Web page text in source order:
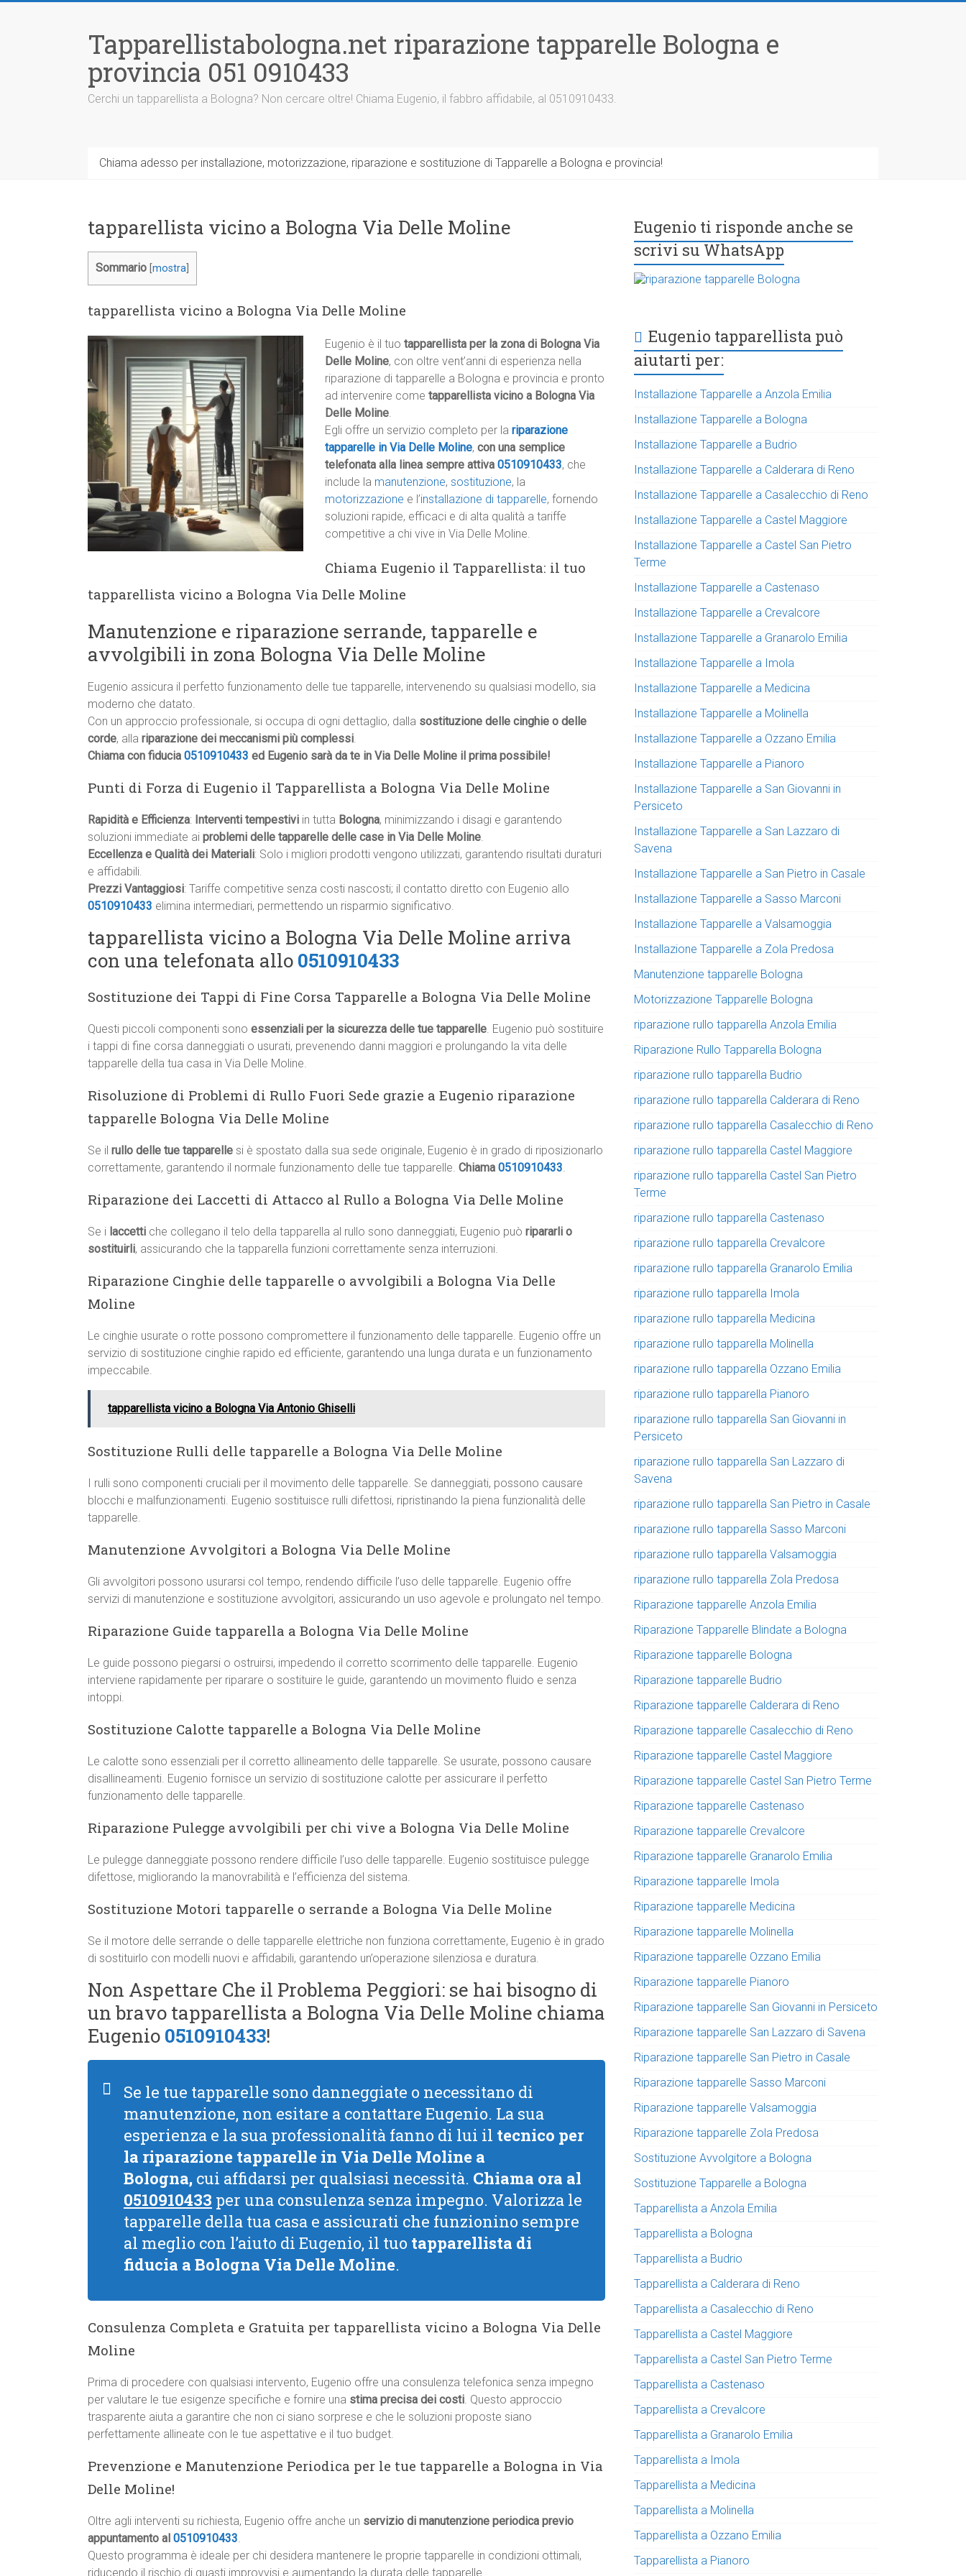
Tapparellistabologna.net riparazione tapparelle Bologna e
provincia 051 0910433
Cerchi un tapparellista a Bologna? Non cercare oltre! Chiama Eugenio, il fabbro affidabile, al 0510910433.
Chiama adesso per installazione, motorizzazione, riparazione e sostituzione di Tapparelle a Bologna e provincia!
tapparellista vicino a Bologna Via Delle Moline
Sommario mostra
tapparellista vicino a Bologna Via Delle Moline
Eugenio è il tuo tapparellista per la zona di Bologna Via
Delle Moline, con oltre vent’anni di esperienza nella
riparazione di tapparelle a Bologna e provincia e pronto
ad intervenire come tapparellista vicino a Bologna Via
Delle Moline.
Egli offre un servizio completo per la riparazione
tapparelle in Via Delle Moline, con una semplice
telefonata alla linea sempre attiva 0510910433, che
include la manutenzione, sostituzione, la
motorizzazione e l’installazione di tapparelle, fornendo
soluzioni rapide, efficaci e di alta qualità a tariffe
competitive a chi vive in Via Delle Moline.
Chiama Eugenio il Tapparellista: il tuo
tapparellista vicino a Bologna Via Delle Moline
Manutenzione e riparazione serrande, tapparelle e
avvolgibili in zona Bologna Via Delle Moline
Eugenio assicura il perfetto funzionamento delle tue tapparelle, intervenendo su qualsiasi modello, sia
moderno che datato.
Con un approccio professionale, si occupa di ogni dettaglio, dalla sostituzione delle cinghie o delle
corde, alla riparazione dei meccanismi più complessi.
Chiama con fiducia 0510910433 ed Eugenio sarà da te in Via Delle Moline il prima possibile!
Punti di Forza di Eugenio il Tapparellista a Bologna Via Delle Moline
Rapidità e Efficienza: Interventi tempestivi in tutta Bologna, minimizzando i disagi e garantendo
soluzioni immediate ai problemi delle tapparelle delle case in Via Delle Moline.
Eccellenza e Qualità dei Materiali: Solo i migliori prodotti vengono utilizzati, garantendo risultati duraturi
e affidabili.
Prezzi Vantaggiosi: Tariffe competitive senza costi nascosti; il contatto diretto con Eugenio allo
0510910433 elimina intermediari, permettendo un risparmio significativo.
tapparellista vicino a Bologna Via Delle Moline arriva
con una telefonata allo 0510910433
Sostituzione dei Tappi di Fine Corsa Tapparelle a Bologna Via Delle Moline
Questi piccoli componenti sono essenziali per la sicurezza delle tue tapparelle. Eugenio può sostituire
i tappi di fine corsa danneggiati o usurati, prevenendo danni maggiori e prolungando la vita delle
tapparelle della tua casa in Via Delle Moline.
Risoluzione di Problemi di Rullo Fuori Sede grazie a Eugenio riparazione
tapparelle Bologna Via Delle Moline
Se il rullo delle tue tapparelle si è spostato dalla sua sede originale, Eugenio è in grado di riposizionarlo
correttamente, garantendo il normale funzionamento delle tue tapparelle. Chiama 0510910433.
Riparazione dei Laccetti di Attacco al Rullo a Bologna Via Delle Moline
Se i laccetti che collegano il telo della tapparella al rullo sono danneggiati, Eugenio può ripararli o
sostituirli, assicurando che la tapparella funzioni correttamente senza interruzioni.
Riparazione Cinghie delle tapparelle o avvolgibili a Bologna Via Delle
Moline
Le cinghie usurate o rotte possono compromettere il funzionamento delle tapparelle. Eugenio offre un
servizio di sostituzione cinghie rapido ed efficiente, garantendo una lunga durata e un funzionamento
impeccabile.
tapparellista vicino a Bologna Via Antonio Ghiselli
Sostituzione Rulli delle tapparelle a Bologna Via Delle Moline
I rulli sono componenti cruciali per il movimento delle tapparelle. Se danneggiati, possono causare
blocchi e malfunzionamenti. Eugenio sostituisce rulli difettosi, ripristinando la piena funzionalità delle
tapparelle.
Manutenzione Avvolgitori a Bologna Via Delle Moline
Gli avvolgitori possono usurarsi col tempo, rendendo difficile l’uso delle tapparelle. Eugenio offre
servizi di manutenzione e sostituzione avvolgitori, assicurando un uso agevole e prolungato nel tempo.
Riparazione Guide tapparella a Bologna Via Delle Moline
Le guide possono piegarsi o ostruirsi, impedendo il corretto scorrimento delle tapparelle. Eugenio
interviene rapidamente per riparare o sostituire le guide, garantendo un movimento fluido e senza
intoppi.
Sostituzione Calotte tapparelle a Bologna Via Delle Moline
Le calotte sono essenziali per il corretto allineamento delle tapparelle. Se usurate, possono causare
disallineamenti. Eugenio fornisce un servizio di sostituzione calotte per assicurare il perfetto
funzionamento delle tapparelle.
Riparazione Pulegge avvolgibili per chi vive a Bologna Via Delle Moline
Le pulegge danneggiate possono rendere difficile l’uso delle tapparelle. Eugenio sostituisce pulegge
difettose, migliorando la manovrabilità e l’efficienza del sistema.
Sostituzione Motori tapparelle o serrande a Bologna Via Delle Moline
Se il motore delle serrande o delle tapparelle elettriche non funziona correttamente, Eugenio è in grado
di sostituirlo con modelli nuovi e affidabili, garantendo un’operazione silenziosa e duratura.
Non Aspettare Che il Problema Peggiori: se hai bisogno di
un bravo tapparellista a Bologna Via Delle Moline chiama
Eugenio 0510910433!
Se le tue tapparelle sono danneggiate o necessitano di
manutenzione, non esitare a contattare Eugenio. La sua
esperienza e la sua professionalità fanno di lui il tecnico per
la riparazione tapparelle in Via Delle Moline a
Bologna, cui affidarsi per qualsiasi necessità. Chiama ora al
0510910433 per una consulenza senza impegno. Valorizza le
tapparelle della tua casa e assicurati che funzionino sempre
al meglio con l’aiuto di Eugenio, il tuo tapparellista di
fiducia a Bologna Via Delle Moline.
Consulenza Completa e Gratuita per tapparellista vicino a Bologna Via Delle
Moline
Prima di procedere con qualsiasi intervento, Eugenio offre una consulenza telefonica senza impegno
per valutare le tue esigenze specifiche e fornire una stima precisa dei costi. Questo approccio
trasparente aiuta a garantire che non ci siano sorprese e che le soluzioni proposte siano
perfettamente allineate con le tue aspettative e il tuo budget.
Prevenzione e Manutenzione Periodica per le tue tapparelle a Bologna in Via
Delle Moline!
Oltre agli interventi su richiesta, Eugenio offre anche un servizio di manutenzione periodica previo
appuntamento al 0510910433.
Questo programma è ideale per chi desidera mantenere le proprie tapparelle in condizioni ottimali,
riducendo il rischio di guasti improvvisi e aumentando la durata delle tapparelle.
Eugenio ti risponde anche se
scrivi su WhatsApp
Eugenio tapparellista può
aiutarti per:
Installazione Tapparelle a Anzola Emilia
Installazione Tapparelle a Bologna
Installazione Tapparelle a Budrio
Installazione Tapparelle a Calderara di Reno
Installazione Tapparelle a Casalecchio di Reno
Installazione Tapparelle a Castel Maggiore
Installazione Tapparelle a Castel San Pietro
Terme
Installazione Tapparelle a Castenaso
Installazione Tapparelle a Crevalcore
Installazione Tapparelle a Granarolo Emilia
Installazione Tapparelle a Imola
Installazione Tapparelle a Medicina
Installazione Tapparelle a Molinella
Installazione Tapparelle a Ozzano Emilia
Installazione Tapparelle a Pianoro
Installazione Tapparelle a San Giovanni in
Persiceto
Installazione Tapparelle a San Lazzaro di
Savena
Installazione Tapparelle a San Pietro in Casale
Installazione Tapparelle a Sasso Marconi
Installazione Tapparelle a Valsamoggia
Installazione Tapparelle a Zola Predosa
Manutenzione tapparelle Bologna
Motorizzazione Tapparelle Bologna
riparazione rullo tapparella Anzola Emilia
Riparazione Rullo Tapparella Bologna
riparazione rullo tapparella Budrio
riparazione rullo tapparella Calderara di Reno
riparazione rullo tapparella Casalecchio di Reno
riparazione rullo tapparella Castel Maggiore
riparazione rullo tapparella Castel San Pietro
Terme
riparazione rullo tapparella Castenaso
riparazione rullo tapparella Crevalcore
riparazione rullo tapparella Granarolo Emilia
riparazione rullo tapparella Imola
riparazione rullo tapparella Medicina
riparazione rullo tapparella Molinella
riparazione rullo tapparella Ozzano Emilia
riparazione rullo tapparella Pianoro
riparazione rullo tapparella San Giovanni in
Persiceto
riparazione rullo tapparella San Lazzaro di
Savena
riparazione rullo tapparella San Pietro in Casale
riparazione rullo tapparella Sasso Marconi
riparazione rullo tapparella Valsamoggia
riparazione rullo tapparella Zola Predosa
Riparazione tapparelle Anzola Emilia
Riparazione Tapparelle Blindate a Bologna
Riparazione tapparelle Bologna
Riparazione tapparelle Budrio
Riparazione tapparelle Calderara di Reno
Riparazione tapparelle Casalecchio di Reno
Riparazione tapparelle Castel Maggiore
Riparazione tapparelle Castel San Pietro Terme
Riparazione tapparelle Castenaso
Riparazione tapparelle Crevalcore
Riparazione tapparelle Granarolo Emilia
Riparazione tapparelle Imola
Riparazione tapparelle Medicina
Riparazione tapparelle Molinella
Riparazione tapparelle Ozzano Emilia
Riparazione tapparelle Pianoro
Riparazione tapparelle San Giovanni in Persiceto
Riparazione tapparelle San Lazzaro di Savena
Riparazione tapparelle San Pietro in Casale
Riparazione tapparelle Sasso Marconi
Riparazione tapparelle Valsamoggia
Riparazione tapparelle Zola Predosa
Sostituzione Avvolgitore a Bologna
Sostituzione Tapparelle a Bologna
Tapparellista a Anzola Emilia
Tapparellista a Bologna
Tapparellista a Budrio
Tapparellista a Calderara di Reno
Tapparellista a Casalecchio di Reno
Tapparellista a Castel Maggiore
Tapparellista a Castel San Pietro Terme
Tapparellista a Castenaso
Tapparellista a Crevalcore
Tapparellista a Granarolo Emilia
Tapparellista a Imola
Tapparellista a Medicina
Tapparellista a Molinella
Tapparellista a Ozzano Emilia
Tapparellista a Pianoro